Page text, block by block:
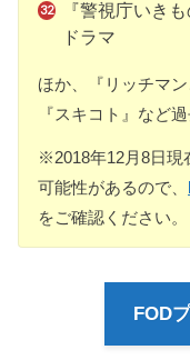
『警視庁いき
ドラマ
ほか、『リッチマ
『スキコト』など
※2018年12月8日現
可能性があるので、
をご確認ください。
FOD